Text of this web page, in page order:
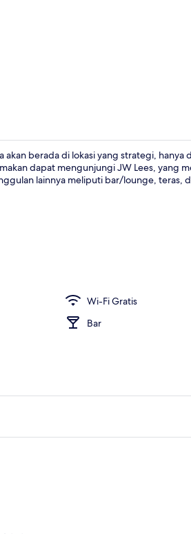
berada di lokasi yang strategi, hanya
dapat mengunjungi JW Lees, yang
lainnya meliputi bar/lounge, teras,
Wi-Fi Gratis
Bar